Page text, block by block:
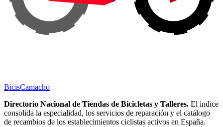
BicisCamacho
Directorio Nacional de Tiendas de Bicicletas y Talleres. El índice
consolida la especialidad, los servicios de reparación y el catálogo
de recambios de los establecimientos ciclistas activos en España.